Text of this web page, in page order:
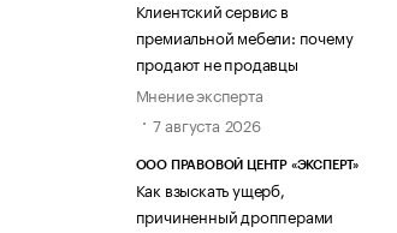
Клиентский сервис в
премиальной мебели: почему
продают не продавцы
Мнение эксперта
7 августа 2026
ООО ПРАВОВОЙ ЦЕНТР «ЭКСПЕРТ»
Как взыскать ущерб,
причиненный дропперами